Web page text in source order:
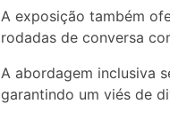
A exposição também
rodadas de conversa
A abordagem inclusiva
garantindo um viés de